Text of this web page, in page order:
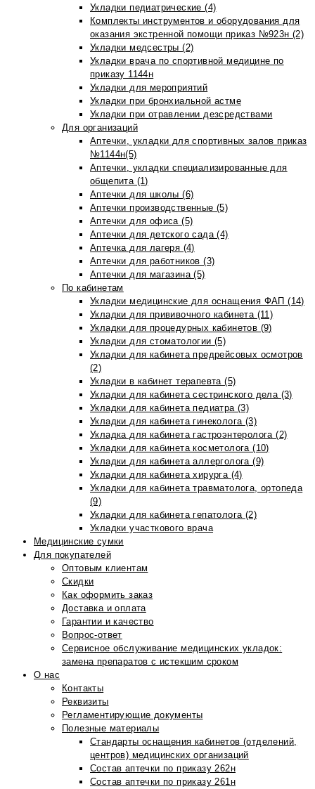
Укладки педиатрические (4)
Комплекты инструментов и оборудования для
оказания экстренной помощи приказ №923н (2)
Укладки медсестры (2)
Укладки врача по спортивной медицине по
приказу 1144н
Укладки для мероприятий
Укладки при бронхиальной астме
Укладки при отравлении дезсредствами
Для организаций
Аптечки, укладки для спортивных залов приказ
№1144н(5)
Аптечки, укладки специализированные для
общепита (1)
Аптечки для школы (6)
Аптечки производственные (5)
Аптечки для офиса (5)
Аптечки для детского сада (4)
Аптечка для лагеря (4)
Аптечки для работников (3)
Аптечки для магазина (5)
По кабинетам
Укладки медицинские для оснащения ФАП (14)
Укладки для прививочного кабинета (11)
Укладки для процедурных кабинетов (9)
Укладки для стоматологии (5)
Укладки для кабинета предрейсовых осмотров
(2)
Укладки в кабинет терапевта (5)
Укладки для кабинета сестринского дела (3)
Укладки для кабинета педиатра (3)
Укладки для кабинета гинеколога (3)
Укладка для кабинета гастроэнтеролога (2)
Укладки для кабинета косметолога (10)
Укладки для кабинета аллерголога (9)
Укладки для кабинета хирурга (4)
Укладки для кабинета травматолога, ортопеда
(9)
Укладки для кабинета гепатолога (2)
Укладки участкового врача
Медицинские сумки
Для покупателей
Оптовым клиентам
Скидки
Как оформить заказ
Доставка и оплата
Гарантии и качество
Вопрос-ответ
Сервисное обслуживание медицинских укладок:
замена препаратов с истекшим сроком
О нас
Контакты
Реквизиты
Регламентирующие документы
Полезные материалы
Стандарты оснащения кабинетов (отделений,
центров) медицинских организаций
Состав аптечки по приказу 262н
Состав аптечки по приказу 261н